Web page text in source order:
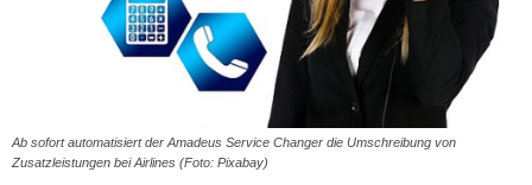
Ab sofort automatisiert der Amadeus Service Changer die Umschreibung von
Zusatzleistungen bei Airlines (Foto: Pixabay)